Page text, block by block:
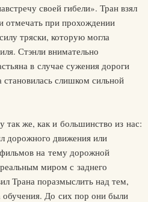
своей гибели». Тран взял
отмечать при прохождении
тряски, которую могла
Стэнли внимательно
в случае сужения дороги
становилась слишком сильной
так же, как и большинство из нас:
дорожного движения или
на тему дорожной
миром с заднего
Трана поразмыслить над тем,
До сих пор они были